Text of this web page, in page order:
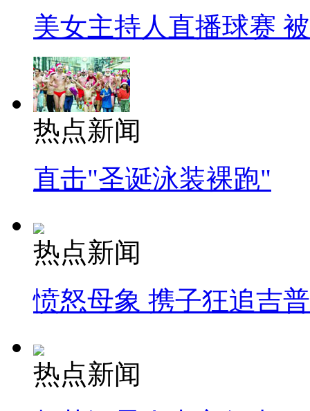
美女主持人直播球赛
热点新闻
直击"圣诞泳装裸跑"
热点新闻
愤怒母象 携子狂追吉
热点新闻